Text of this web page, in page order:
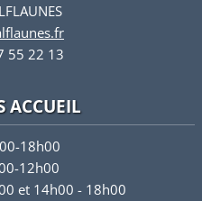
55 22 13
ACCUEIL
18h00
12h00
et 14h00 - 18h00